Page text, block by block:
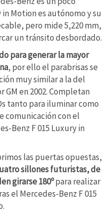
Motion es autónomo y su
pero mide 5,220 mm,
un tránsito desbordado.
para generar la mayor
, por ello el parabrisas se
muy similar a la del
en 2002. Completan
tanto para iluminar como
comunicación con el
Benz F 015 Luxury in
las puertas opuestas,
sillones futuristas, de
girarse 180ºpara realizar
el Mercedes-Benz F 015